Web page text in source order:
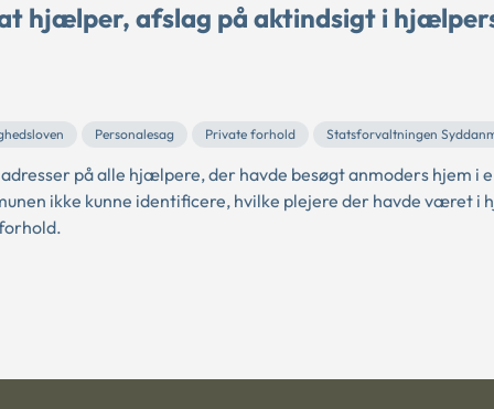
hjælper, afslag på aktindsigt i
Personalesag Private forhold Statsforvaltningen
på alle hjælpere, der havde besøgt anmoders hjem i
ikke kunne identificere, hvilke plejere der havde været i